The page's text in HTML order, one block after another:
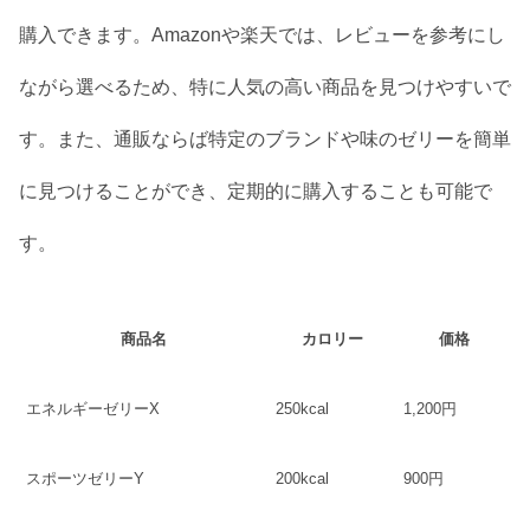
購入できます。Amazonや楽天では、レビューを参考にし
ながら選べるため、特に人気の高い商品を見つけやすいで
す。また、通販ならば特定のブランドや味のゼリーを簡単
に見つけることができ、定期的に購入することも可能で
す。
商品名 カロリー 価格
エネルギーゼリーX 250kcal 1,200円
スポーツゼリーY 200kcal 900円